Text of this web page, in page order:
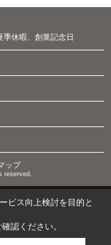
季休暇、創業記念日
ップ
reserved.
ビス向上検討を目的と
認ください。